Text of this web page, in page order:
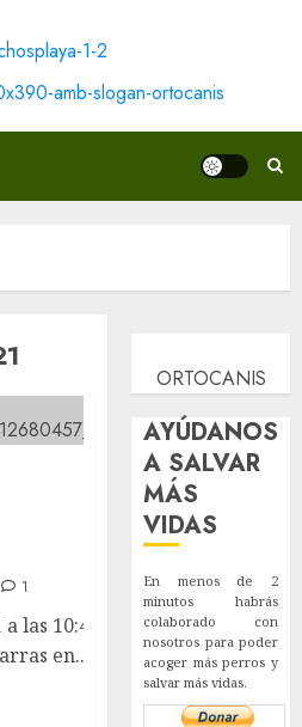
Sole de
en Valdemorillo
articulo precioso.
1
las 10:47 Nuestra veterinaria
en...
ORTOCANIS
AYÚDANOS
A SALVAR
MÁS
VIDAS
En menos de 2
minutos habrás
colaborado con
nosotros para poder
acoger más perros y
salvar más vidas.